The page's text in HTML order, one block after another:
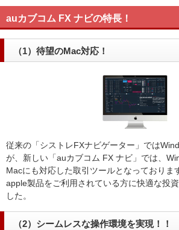
auカブコム FX ナビの特長！
（1）待望のMac対応！
従来の「シストレFXナビゲーター」では
が、新しい「auカブコム FX ナビ」では、
Macにも対応した取引ツールとなっておりま
apple製品をご利用されている方に快適な投
した。
（2）シームレスな操作環境を実現！！